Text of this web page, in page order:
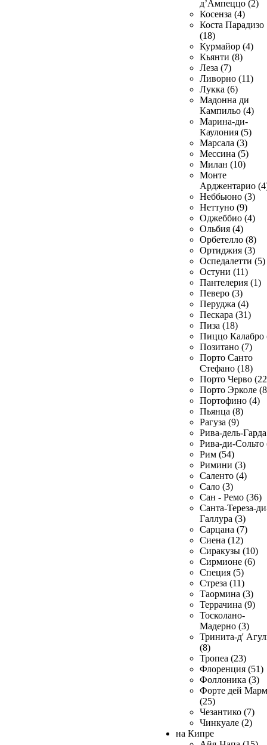
д’Ампеццо (2)
Косенза (4)
Коста Парадизо
(18)
Курмайор (4)
Кьянти (8)
Леза (7)
Ливорно (11)
Лукка (6)
Мадонна ди
Кампильо (4)
Марина-ди-
Каулония (5)
Марсала (3)
Мессина (5)
Милан (10)
Монте
Арджентарио
Неббьюно (3)
Неттуно (9)
Оджеббио (4)
Ольбия (4)
Орбетелло (8)
Ортиджия (3)
Оспедалетти (5)
Остуни (11)
Пантелерия (1)
Певеро (3)
Перуджа (4)
Пескара (31)
Пиза (18)
Пиццо Калабро
Позитано (7)
Порто Санто
Стефано (18)
Порто Черво
Порто Эрколе
Портофино (4)
Пьянца (8)
Рагуза (9)
Рива-дель-
Рива-ди-Сольто
Рим (54)
Римини (3)
Саленто (4)
Сало (3)
Сан - Ремо (36)
Санта-Тереза-
Галлура (3)
Сарцана (7)
Сиена (12)
Сиракузы (10)
Сирмионе (6)
Специя (5)
Стреза (11)
Таормина (3)
Террачина (9)
Тосколано-
Мадерно (3)
Тринита-д'
(8)
Тропеа (23)
Флоренция (51)
Фоллоника (3)
Форте дей
(25)
Чезантико (7)
Чинкуале (2)
на Кипре